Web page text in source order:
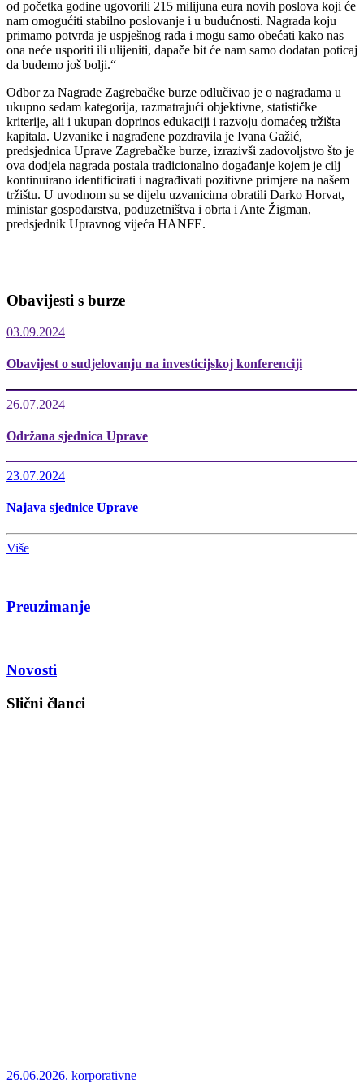
od početka godine ugovorili 215 milijuna eura novih poslova koji će
nam omogućiti stabilno poslovanje i u budućnosti. Nagrada koju
primamo potvrda je uspješnog rada i mogu samo obećati kako nas
ona neće usporiti ili ulijeniti, dapače bit će nam samo dodatan poticaj
da budemo još bolji.“
Odbor za Nagrade Zagrebačke burze odlučivao je o nagradama u
ukupno sedam kategorija, razmatrajući objektivne, statističke
kriterije, ali i ukupan doprinos edukaciji i razvoju domaćeg tržišta
kapitala. Uzvanike i nagrađene pozdravila je Ivana Gažić,
predsjednica Uprave Zagrebačke burze, izrazivši zadovoljstvo što je
ova dodjela nagrada postala tradicionalno događanje kojem je cilj
kontinuirano identificirati i nagrađivati pozitivne primjere na našem
tržištu. U uvodnom su se dijelu uzvanicima obratili Darko Horvat,
ministar gospodarstva, poduzetništva i obrta i Ante Žigman,
predsjednik Upravnog vijeća HANFE.
Obavijesti s burze
03.09.2024
Obavijest o sudjelovanju na investicijskoj konferenciji
26.07.2024
Održana sjednica Uprave
23.07.2024
Najava sjednice Uprave
Više
Preuzimanje
Novosti
Slični članci
26.06.2026. korporativne